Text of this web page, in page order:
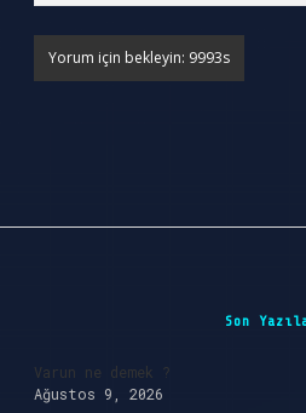
Son
Varun ne demek ?
Ağustos 9, 2026